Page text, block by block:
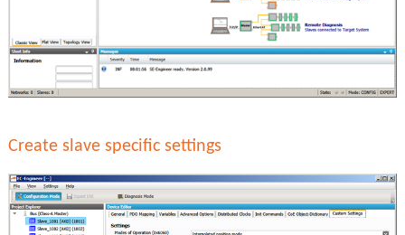
Create slave specific settings